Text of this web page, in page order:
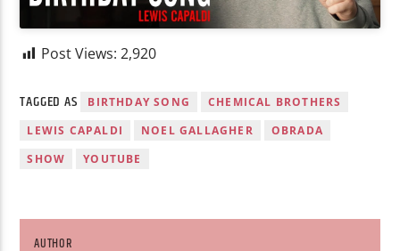
Post Views: 2,920
TAGGED AS BIRTHDAY SONG
CHEMICAL BROTHERS
LEWIS CAPALDI
NOEL GALLAGHER
OBRADA
SHOW
YOUTUBE
AUTHOR